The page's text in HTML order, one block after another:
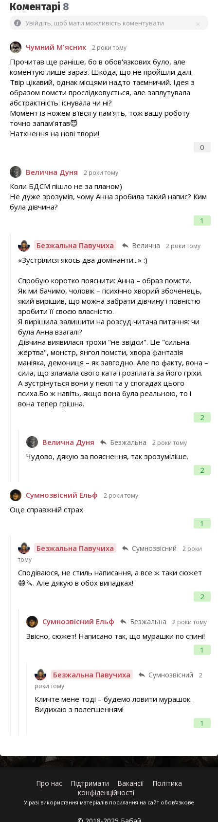
Коментарі 8
Увійдіть, щоб мати можливість коментувати
Чумний М'ясник 2 роки тому
0
Прочитав ще раніше, бо в обов'язкових було, але
коментую лише зараз. Шкода, що не пройшли далі.
Твір цікавий, однак місцями надто таємничий. Ідея з
образом помсти прослідковується, але заплутувала
абстрактність: існувала чи ні?
Момент із ножем в'ївся у пам'ять, тож вашу роботу
точно запам'ятав😈
Натхнення на нові твори!
Велична Дуня 2 роки тому
1
Коли БДСМ пішло не за планом)
Не дуже зрозумів, чому Анна зробила такий напис? Ким
була дівчина?
Безжальна Павучиха Велична 2 роки тому
2
«Зустрілися якось два домінанти...» :)
Спробую коротко пояснити: Анна – образ помсти.
Як ми бачимо, чоловік – психічно хворий збоченець,
який вирішив, що можна забрати дівчину і повністю
зробити її своєю власністю.
Я вирішила залишити на розсуд читача питання: чи
була Анна взагалі?
Дівчина виявилася трохи "не звідси". Це "сильна
жертва", монстр, янгол помсти, хвора фантазія
маніяка, демониця – як завгодно. Але по факту, вона –
сила, що зламала свого ката і розплата за його гріхи.
А зустрінуться вони у пеклі та у спогадах цього
психа.Бо ж навіть, якщо вона була реальною, то і
вона тепер грішна.
Велична Дуня Безжальна 2 роки тому
2
Чудово, дякую за пояснення, так зрозуміліше.
Сумнозвісний Ельф 2 роки тому
1
Оце справжній страх
Безжальна Павучиха Сумнозвісний
2 роки
тому
2
Сподіваюся, не стиль написання, а все ж таки сюжет
😅🔪. Але дякую в обох випадках!
Сумнозвісний Ельф Безжальна 2 роки тому
1
Звісно, сюжет! Написано так, що мурашки по спині!
Безжальна Павучиха Сумнозвісний
2
роки тому
1
Кличте мене тоді – будемо ловити мурашок.
Видихаю з полегшенням!
Про нас Підтримати Вакансії
Політика
конфіденційності
У разі використання матеріалів посилання на сайт обов'язкове